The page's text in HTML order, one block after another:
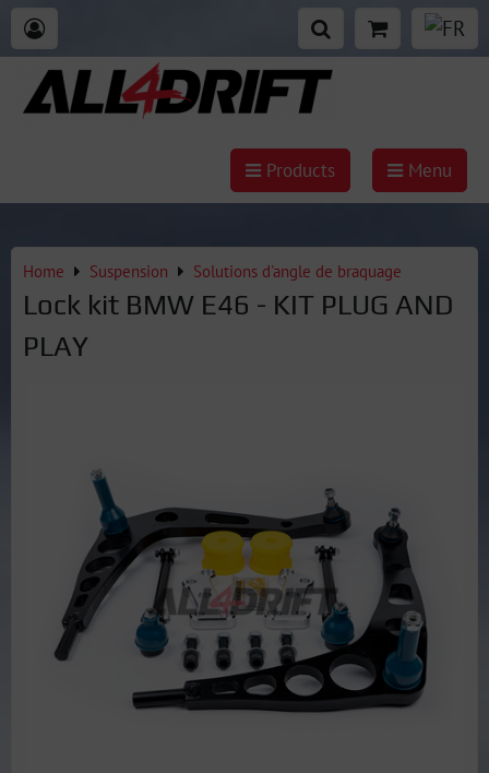
Products Menu
Home Suspension Solutions d'angle de braquage
Lock kit BMW E46 - KIT PLUG AND
PLAY